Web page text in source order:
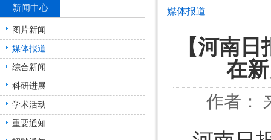
新闻中心
图片新闻
媒体报道
综合新闻
科研进展
学术活动
重要通知
媒体报道
【河南
在
作者：